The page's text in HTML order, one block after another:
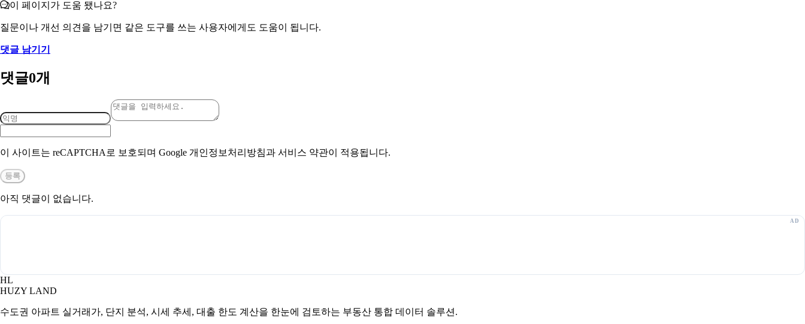
이 페이지가 도움 됐나요?
질문이나 개선 의견을 남기면 같은 도구를 쓰는 사용자에게도 도움이 됩니다.
댓글 남기기
댓글0개
이 사이트는 reCAPTCHA로 보호되며 Google 개인정보처리방침과 서비스 약관이 적용됩니다.
등록
아직 댓글이 없습니다.
HL
HUZY LAND
수도권 아파트 실거래가, 단지 분석, 시세 추세, 대출 한도 계산을 한눈에 검토하는 부동산 통합 데이터 솔루션.